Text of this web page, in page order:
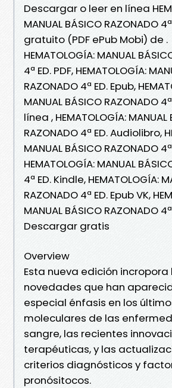
Descargar o leer en línea
MANUAL BÁSICO RAZONADO
gratuito (PDF ePub Mobi) de .
HEMATOLOGÍA: MANUAL
4ª ED. PDF, HEMATOLOGÍA:
RAZONADO 4ª ED. Epub,
MANUAL BÁSICO RAZONADO
línea , HEMATOLOGÍA: MANUAL
RAZONADO 4ª ED. Audiolibro,
MANUAL BÁSICO RAZONADO
HEMATOLOGÍA: MANUAL
4ª ED. Kindle, HEMATOLOGÍA:
RAZONADO 4ª ED. Epub VK,
MANUAL BÁSICO RAZONADO
Descargar gratis
Overview
Esta nueva edición
novedades que han
especial énfasis en los
moleculares de las
sangre, las recientes
terapéuticas, y las
criterios diagnósticos y
pronósitocos.